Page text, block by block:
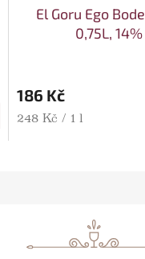
El Goru Ego
0,75L,
186 Kč
Měrná cena:
248 Kč / 1 l